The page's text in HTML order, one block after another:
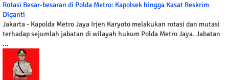
Rotasi Besar-besaran di Polda Metro: Kapolsek hingga Kasat Reskrim
Diganti
Jakarta - Kapolda Metro Jaya Irjen Karyoto melakukan rotasi dan mutasi
terhadap sejumlah jabatan di wilayah hukum Polda Metro Jaya. Jabatan
...